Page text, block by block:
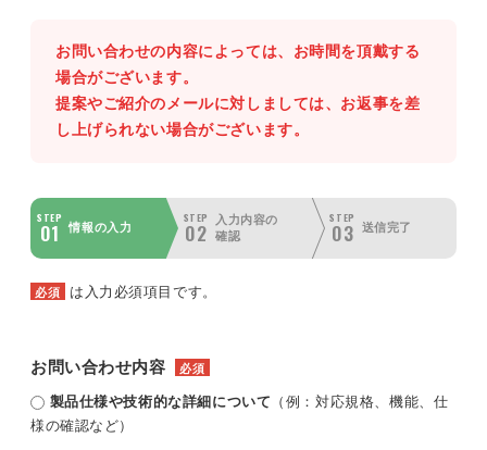
お問い合わせの内容によっては、お時間を頂戴する
場合がございます。
提案やご紹介のメールに対しましては、お返事を差
し上げられない場合がございます。
STEP
01 情報の入力
STEP
02
入力内容の
確認
STEP
03 送信完了
必須 は入力必須項目です。
お問い合わせ内容 必須
製品仕様や技術的な詳細について （例：対応規格、機能、仕
様の確認など）